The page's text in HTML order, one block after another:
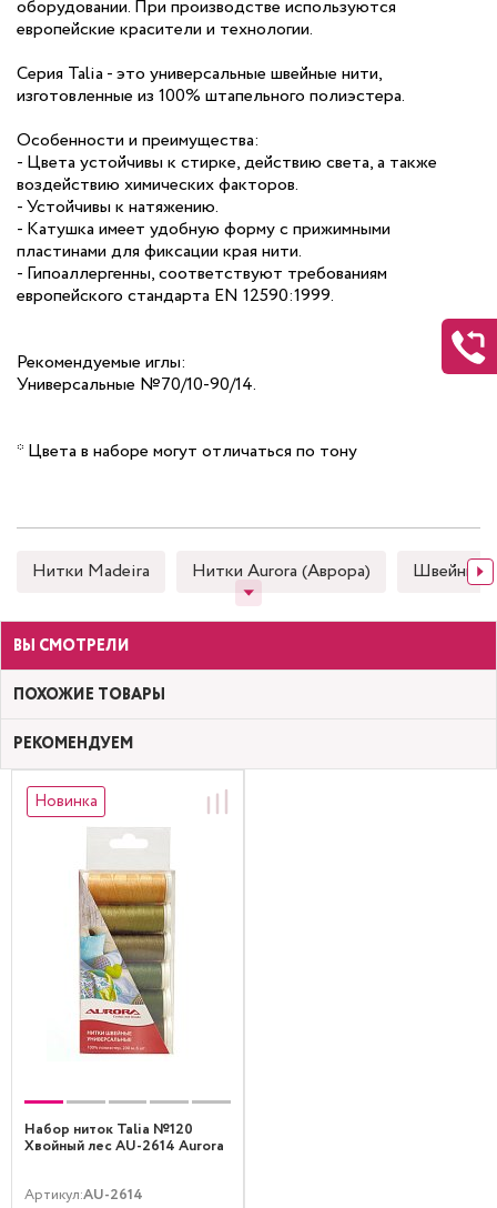
оборудовании. При производстве используются
европейские красители и технологии.
Серия Talia - это универсальные швейные нити,
изготовленные из 100% штапельного полиэстера.
Особенности и преимущества:
- Цвета устойчивы к стирке, действию света, а также
воздействию химических факторов.
- Устойчивы к натяжению.
- Катушка имеет удобную форму с прижимными
пластинами для фиксации края нити.
- Гипоаллергенны, соответствуют требованиям
европейского стандарта EN 12590:1999.
Рекомендуемые иглы:
Универсальные №70/10-90/14.
* Цвета в наборе могут отличаться по тону
Нитки Madeira Нитки Aurora (Аврора) Швейные
ВЫ СМОТРЕЛИ
ПОХОЖИЕ ТОВАРЫ
РЕКОМЕНДУЕМ
Новинка
Набор ниток Talia №120
Хвойный лес AU-2614 Aurora
Артикул:AU-2614